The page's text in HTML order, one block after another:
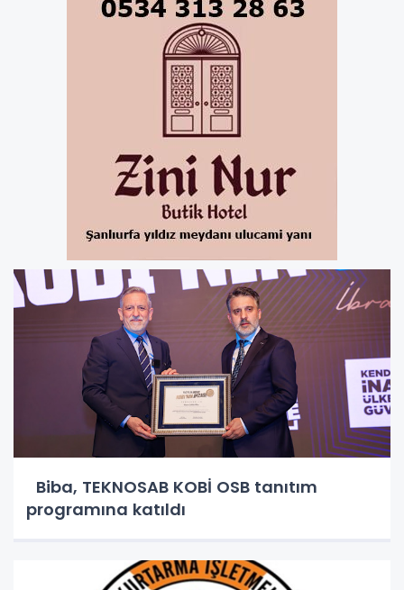
Biba, TEKNOSAB KOBİ OSB tanıtım
programına katıldı